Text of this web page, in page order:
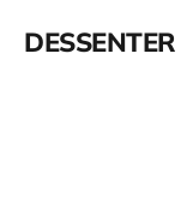
DESSENTER